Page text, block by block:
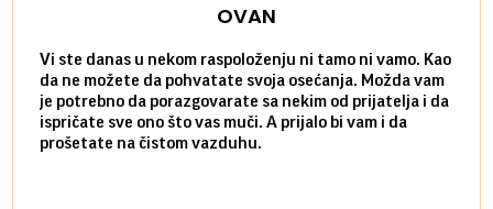
OVAN
Vi ste danas u nekom raspoloženju ni tamo ni vamo. Kao
da ne možete da pohvatate svoja osećanja. Možda vam
je potrebno da porazgovarate sa nekim od prijatelja i da
ispričate sve ono što vas muči. A prijalo bi vam i da
prošetate na čistom vazduhu.